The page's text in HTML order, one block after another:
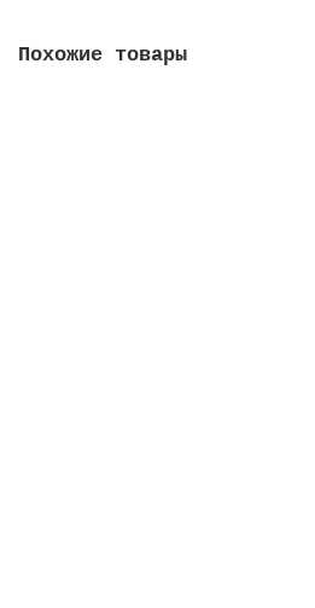
Похожие товары